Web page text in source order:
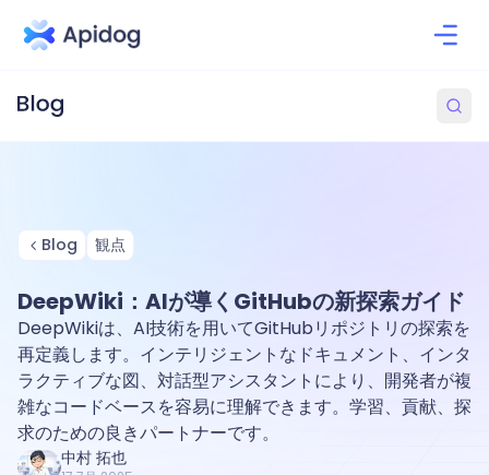
Blog 観点
DeepWiki：AIが導くGitHubの新探索ガイド
DeepWikiは、AI技術を用いてGitHubリポジトリの探索を
再定義します。インテリジェントなドキュメント、インタ
ラクティブな図、対話型アシスタントにより、開発者が複
雑なコードベースを容易に理解できます。学習、貢献、探
求のための良きパートナーです。
中村 拓也